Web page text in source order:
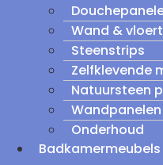
Wand &
Steenstrips
Zelfklevende
Natuursteen
Onderhoud
Badkamermeubels